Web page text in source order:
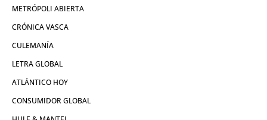
METRÓPOLI ABIERTA
CRÓNICA VASCA
CULEMANÍA
LETRA GLOBAL
ATLÁNTICO HOY
CONSUMIDOR GLOBAL